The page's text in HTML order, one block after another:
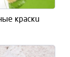
краски